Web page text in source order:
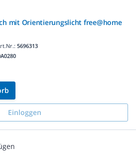
mit Orientierungslicht free@home
5696313
Einloggen